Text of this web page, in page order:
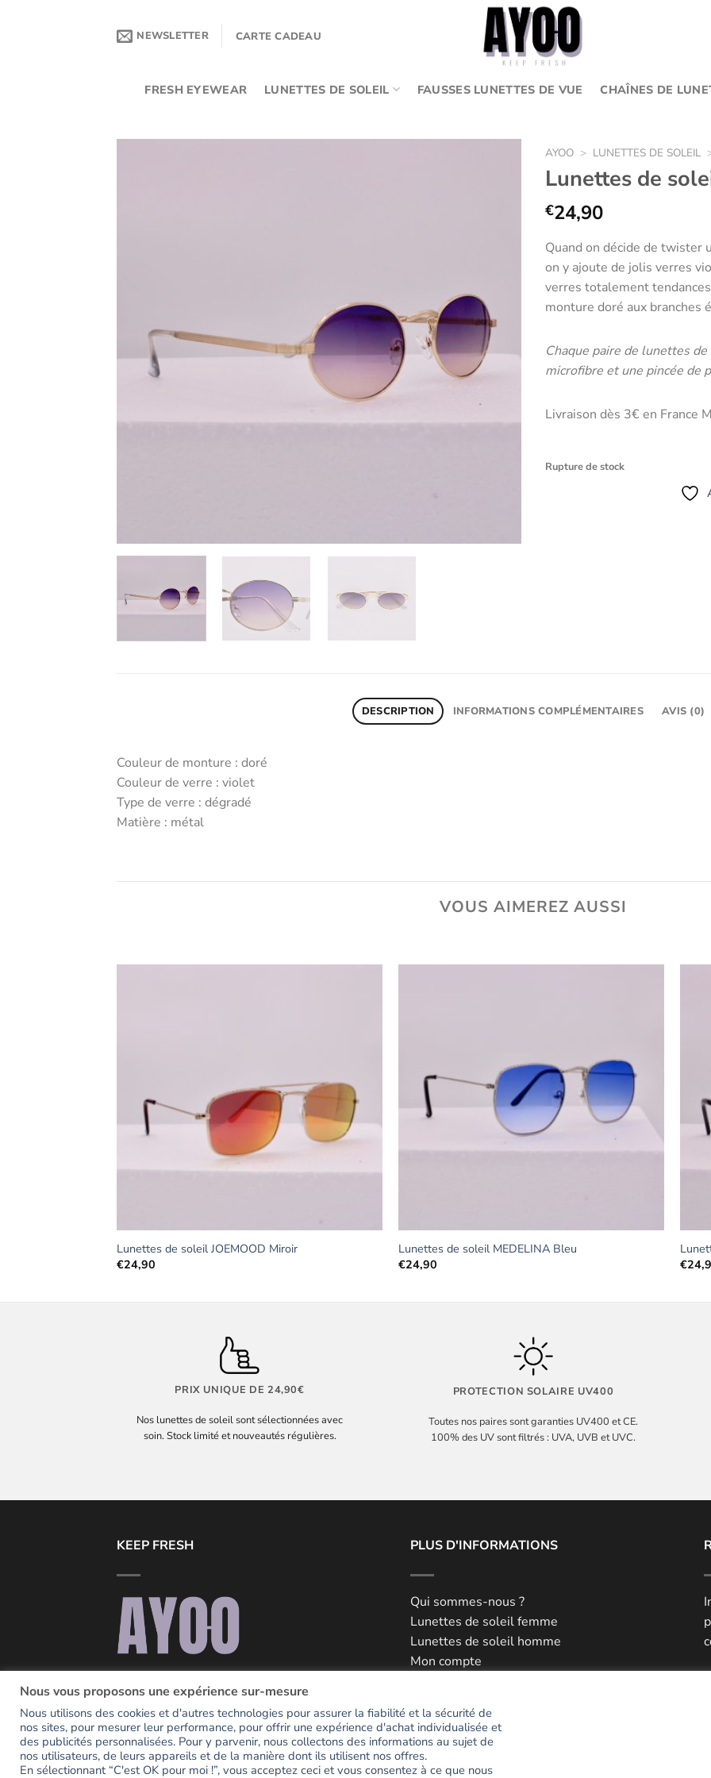
NEWSLETTER CARTE CADEAU
FRESH EYEWEAR LUNETTES DE SOLEIL FAUSSES LUNETTES DE VUE CHAÎNES DE
AYOO > LUNETTES DE SOLEIL
Lunettes de
€24,90
Quand on décide de twister
on y ajoute de jolis verres
verres totalement
monture doré aux branches
Chaque paire de lunettes
microfibre et une pincée de
Livraison dès 3€ en France
Rupture de stock
DESCRIPTION INFORMATIONS COMPLÉMENTAIRES AVIS (0)
Couleur de monture : doré
Couleur de verre : violet
Type de verre : dégradé
Matière : métal
VOUS AIMEREZ AUSSI
Lunettes de soleil JOEMOOD Miroir
€24,90
favoris
Lunettes de soleil MEDELINA Bleu
€24,90
€
PRIX UNIQUE DE 24,90€
Nos lunettes de soleil sont sélectionnées avec
soin. Stock limité et nouveautés régulières.
PROTECTION SOLAIRE UV400
Toutes nos paires sont garanties UV400 et CE.
100% des UV sont filtrés : UVA, UVB et UVC.
KEEP FRESH
de couleur, de fun et de fraicheur dans
votre quotidien.
PLUS D'INFORMATIONS
Qui sommes-nous ?
Lunettes de soleil femme
Lunettes de soleil homme
Mon compte
Paiement 100% sécurisé
Blog
Nous vous proposons une expérience sur-mesure
Nous utilisons des cookies et d'autres technologies pour assurer la fiabilité et la sécurité de
nos sites, pour mesurer leur performance, pour offrir une expérience d'achat individualisée et
des publicités personnalisées. Pour y parvenir, nous collectons des informations au sujet de
nos utilisateurs, de leurs appareils et de la manière dont ils utilisent nos offres.
En sélectionnant “C'est OK pour moi !”, vous acceptez ceci et vous consentez à ce que nous